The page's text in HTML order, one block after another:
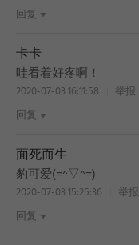
BEST
BEST
回复
卡卡
哇看着好疼啊！
2020-07-03 16:11:58
举报
回复
面死而生
豹可爱(=^▽^=)
2020-07-03 15:25:36
举报
回复